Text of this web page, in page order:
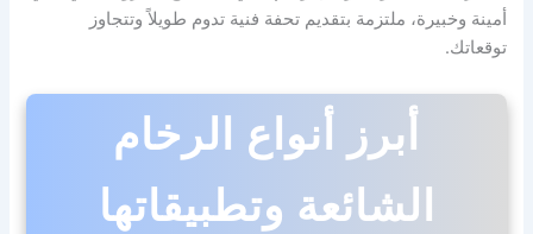
أمينة وخبيرة، ملتزمة بتقديم تحفة فنية تدوم طويلاً وتتجاوز
توقعاتك.
أبرز أنواع الرخام
الشائعة وتطبيقاتها